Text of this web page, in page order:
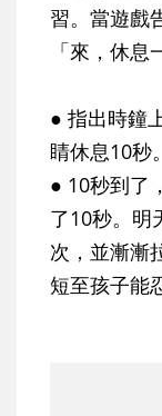
習。當遊戲
「來，休息
● 指出時鐘
睛休息10秒。
● 10秒到了
了10秒。明
次，並漸漸
短至孩子能